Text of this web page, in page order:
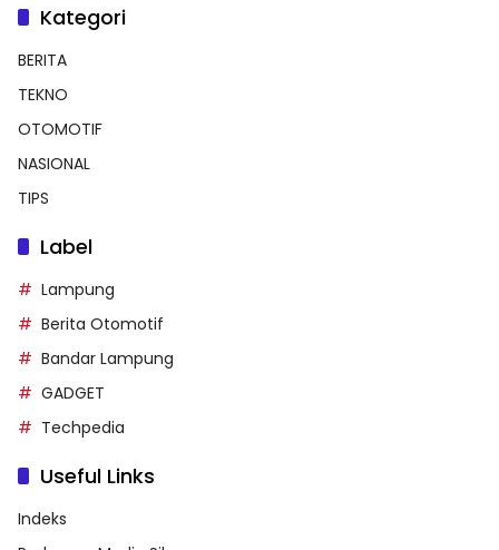
Kategori
BERITA
TEKNO
OTOMOTIF
NASIONAL
TIPS
Label
Lampung
Berita Otomotif
Bandar Lampung
GADGET
Techpedia
Useful Links
Indeks